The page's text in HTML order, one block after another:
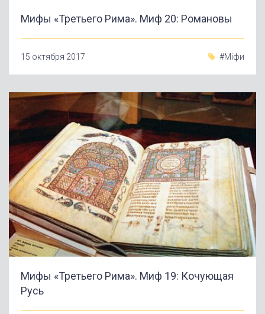
Мифы «Третьего Рима». Миф 20: Романовы
15 октября 2017 #Міфи
Мифы «Третьего Рима». Миф 19: Кочующая
Русь